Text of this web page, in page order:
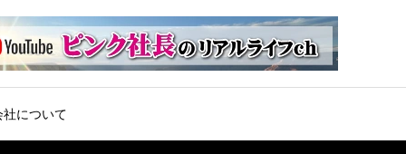
社について